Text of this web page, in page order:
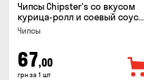
Чипсы Chipster's со вкусом
курица-ролл и соевый соус
90г
Чипсы
67,00
грн за 1 шт